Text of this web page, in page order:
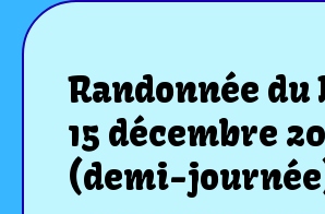
Randonnée du
15 décembre
(demi-